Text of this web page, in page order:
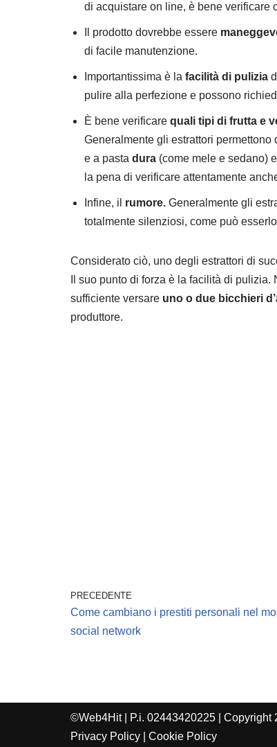
di acquistare on line, è bene verificare
Il prodotto dovrebbe essere
di facile manutenzione.
Importantissima è la facilità di pulizia
pulire alla perfezione e possono
È bene verificare quali tipi di frutta e
Generalmente gli estrattori permettono
e a pasta dura (come mele e sedano)
la pena di verificare attentamente
Infine, il rumore. Generalmente gli
totalmente silenziosi, come può
Considerato ciò, uno degli estrattori di
Il suo punto di forza è la facilità di
sufficiente versare uno o due bicchieri
produttore.
PRECEDENTE
Come cambiano i prestiti personali nel
social network
©Web4Hit | P.i. 02443420225 | Copyright
Privacy Policy
Cookie Policy